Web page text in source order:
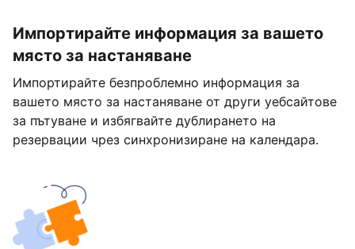
Импортирайте информация за вашето
място за настаняване
Импортирайте безпроблемно информация за
вашето място за настаняване от други уебсайтове
за пътуване и избягвайте дублирането на
резервации чрез синхронизиране на календара.